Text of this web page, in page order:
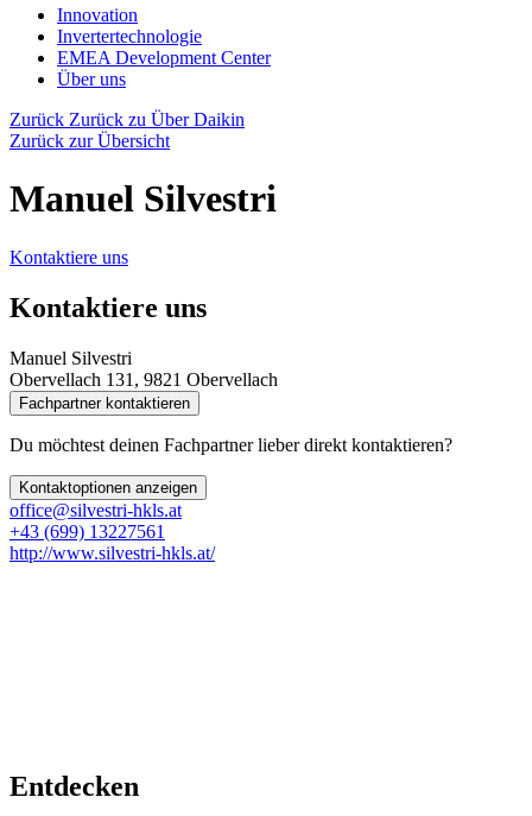
Innovation
Invertertechnologie
EMEA Development Center
Über uns
Zurück Zurück zu Über Daikin
Zurück zur Übersicht
Manuel Silvestri
Kontaktiere uns
Kontaktiere uns
Manuel Silvestri
Obervellach 131, 9821 Obervellach
Fachpartner kontaktieren
Du möchtest deinen Fachpartner lieber direkt kontaktieren?
Kontaktoptionen anzeigen
office@silvestri-hkls.at
+43 (699) 13227561
http://www.silvestri-hkls.at/
Entdecken